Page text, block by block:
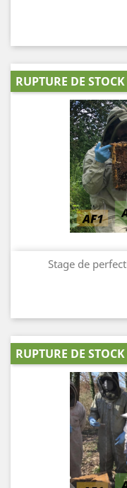
Stage de
RUPTURE DE STOCK
RUPTURE DE STOCK